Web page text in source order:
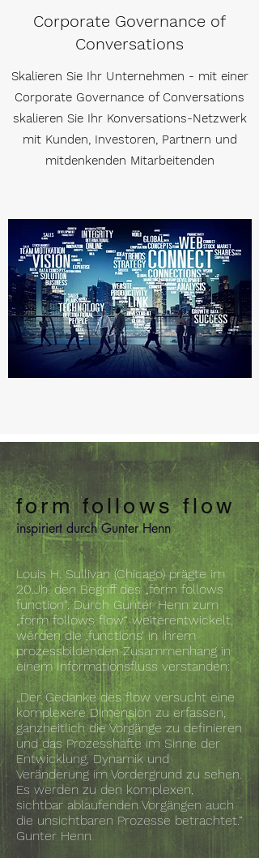
Corporate Governance of
Conversations
Skalieren Sie Ihr Unternehmen - mit einer
Corporate Governance of Conversations
skalieren Sie Ihr Konversations-Netzwerk
mit Kunden, Investoren, Partnern und
mitdenkenden Mitarbeitenden
form follows flow
inspiriert durch Gunter Henn
Louis H. Sullivan (Chicago) prägte im
20.Jh. den Begriff des „form follows
function“. Durch Gunter Henn zum
„form follows flow“ weiterentwickelt,
werden die ‚functions‘ in ihrem
prozessbildenden Zusammenhang in
einem Informationsfluss verstanden:
„Der Gedanke des flow versucht eine
komplexere Dimension zu erfassen,
ganzheitlich die Vorgänge zu definieren
und das Prozesshafte im Sinne der
Entwicklung, Dynamik und
Veränderung im Vordergrund zu sehen.
Es werden zu den komplexen,
sichtbar ablaufenden Vorgängen auch
die unsichtbaren Prozesse betrachtet.“
Gunter Henn